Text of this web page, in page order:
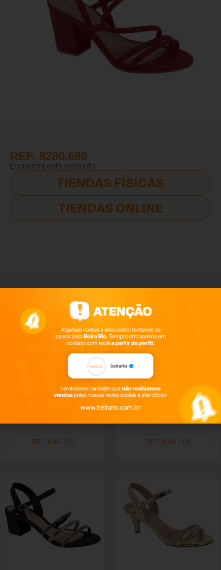
REF. 8280.686
Encuentra este producto
TIENDAS FÍSICAS
TIENDAS ONLINE
Productos relacionados
REF. 8395.325 REF. 8308.1445